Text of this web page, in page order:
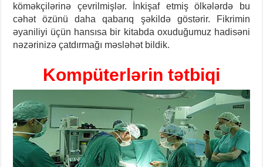
köməkçilərinə çevrilmişlər. İnkişaf etmiş ölkələrdə bu
cəhət özünü daha qabarıq şəkildə göstərir. Fikrimin
əyaniliyi üçün hansısa bir kitabda oxuduğumuz hadisəni
nəzərinizə çatdırmağı məsləhət bildik.
Kompüterlərin tətbiqi